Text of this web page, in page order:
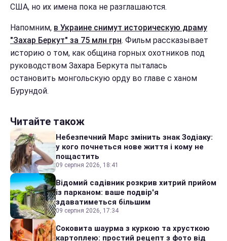
США, но их имена пока не разглашаются.
Напомним, в Украине снимут историческую драму
"Захар Беркут" за 75 млн грн. Фильм рассказывает
историю о том, как община горных охотников под
руководством Захара Беркута пыталась
остановить монгольскую орду во главе с ханом
Бурундой.
Читайте також
Небезпечний Марс змінить знак Зодіаку:
у кого почнеться нове життя і кому не
пощастить
09 серпня 2026, 18:41
Відомий садівник розкрив хитрий прийом
із парканом: ваше подвір'я
здаватиметься більшим
09 серпня 2026, 17:34
Соковита шаурма з куркою та хрусткою
картоплею: простий рецепт з фото від